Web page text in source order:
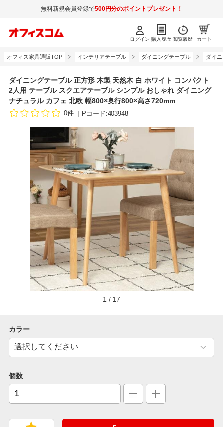
無料新規会員登録で500円分のポイントプレゼント！
ログイン 購入履歴 閲覧履歴 カート
オフィス家具通販TOP インテリアテーブル ダイニングテーブル ダイ
ダイニングテーブル 正方形 木製 天然木 白 ホワイト コンパクト
2人用 テーブル スクエアテーブル シンプル おしゃれ ダイニング
ナチュラル カフェ 北欧 幅800×奥行800×高さ720mm
0件 Pコード:403948
1 / 17
カラー
個数